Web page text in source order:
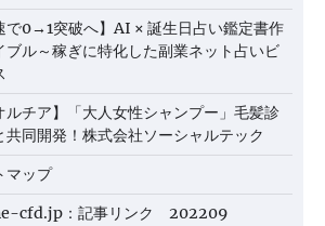
で0→1突破へ】AI × 誕生日占い鑑定書作
ブル～稼ぎに特化した副業ネット占いビ
ルチア】「大人女性シャンプー」毛髪診
共同開発！株式会社ソーシャルテック
マップ
cfd.jp：記事リンク 202209